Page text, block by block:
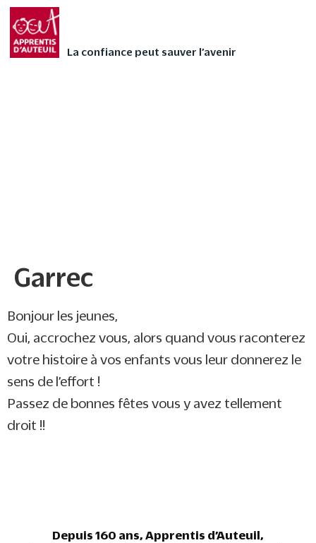
La confiance peut sauver l’avenir
Faites vivre l’Avent
autrement à votre
Garrec
Bonjour les jeunes,
Oui, accrochez vous, alors quand vous raconterez
votre histoire à vos enfants vous leur donnerez le
sens de l’effort !
Passez de bonnes fêtes vous y avez tellement
droit !!
Depuis 160 ans, Apprentis d’Auteuil,